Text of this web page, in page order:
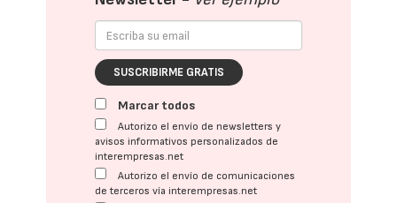
SUSCRIBIRME GRATIS
Marcar todos
Autorizo el envío de newsletters y
avisos informativos personalizados de
interempresas.net
Autorizo el envío de comunicaciones
de terceros vía interempresas.net